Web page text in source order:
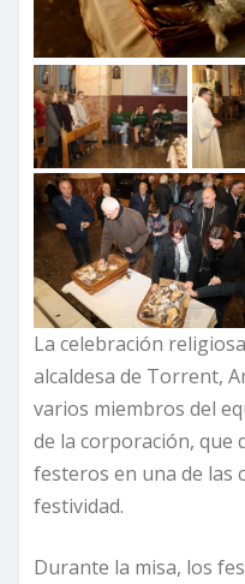
La celebración
alcaldesa de Torrent,
varios miembros del
de la corporación, que
festeros en una de las
festividad.
Durante la misa, los